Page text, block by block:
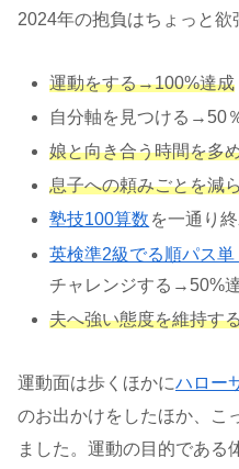
2024年の抱負はちょっと欲
運動をする→100%達成
自分軸を見つける→50
娘と向き合う時間を多
息子への頼みごとを減
塾技100算数 を一通り
英検準2級でる順パス単
チャレンジする→50%
夫へ強い態度を維持す
運動面は歩くほかにハロー
のお出かけをしたほか、こ
ました。運動の目的であ